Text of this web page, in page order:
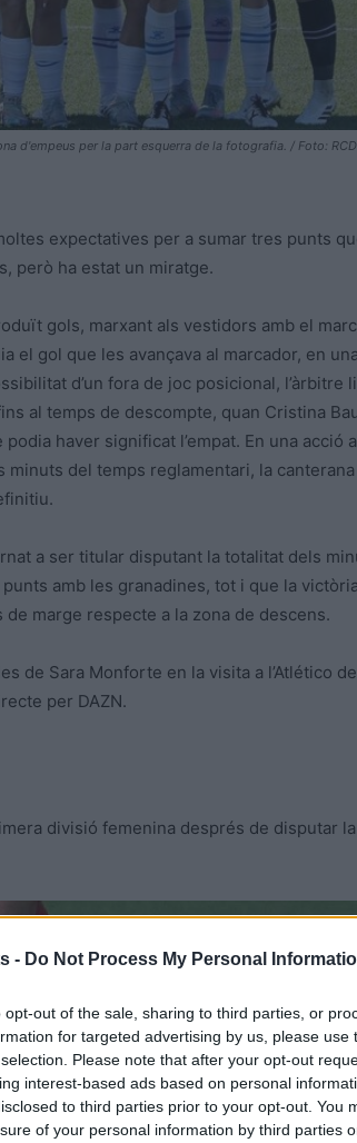
- Do Not Process My Personal
opt-out of the sale, sharing to third parties, or
for targeted advertising by us, please use
Please note that after your opt-out
interest-based ads based on personal
to third parties prior to your opt-out. You
of your personal information by third parties
d'empeus per la part esquerra de la fotografia. / Foto:
expectatives per a sumar tres punts
però ha estat un miratge.
gols, marxant als vestidors amb el
el gol que les avançava al marcador, en
d’un fora de joc posicional, l’àrbitre
al temps de descompte, quan Cristina
haver significat l’empat. En una acció
minuts del temps reglamentari, la
a ser titular disputant la totalitat dels
punts amb les granadines, tot i que la
marge respecte a la zona de descens.
de Sara Monforte en la visita a l’Atlético
per DAZN.
divisió femenina després de disputar